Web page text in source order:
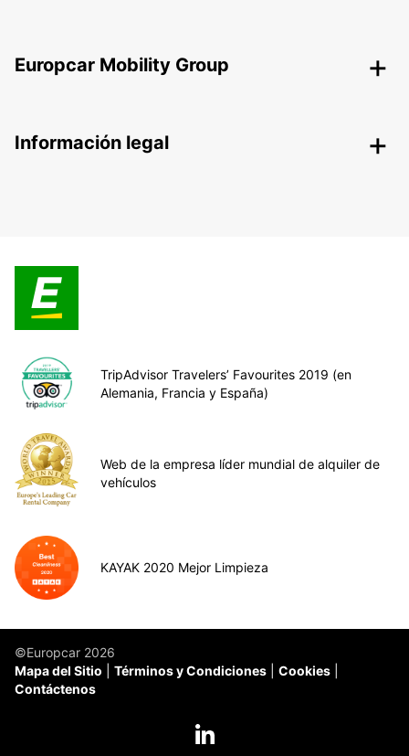
Europcar Mobility Group
Información legal
TripAdvisor Travelers’ Favourites 2019 (en
Alemania, Francia y España)
Web de la empresa líder mundial de alquiler de
vehículos
KAYAK 2020 Mejor Limpieza
©Europcar 2026
Mapa del Sitio
Términos y Condiciones
Cookies
Contáctenos